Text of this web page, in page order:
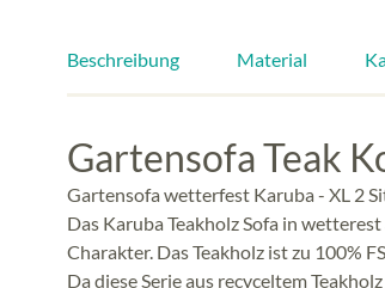
Beschreibung Material
Gartensofa Teak
Gartensofa wetterfest Karuba - XL 2
Das Karuba Teakholz Sofa in
Charakter. Das Teakholz ist zu 100%
Da diese Serie aus recyceltem